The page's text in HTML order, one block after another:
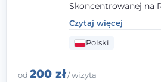
Skoncentrowanej na
Towarzyszę
empatią,
Daję przestrzeń do
w każdym człowieku
Czytaj więcej
Polski
od 200 zł/ wizyta